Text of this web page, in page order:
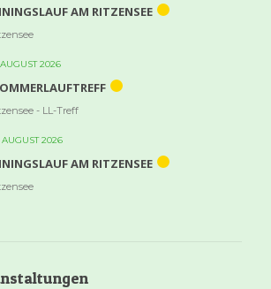
AM RITZENSEE
2026
- LL-Treff
AUGUST 2026
AM RITZENSEE